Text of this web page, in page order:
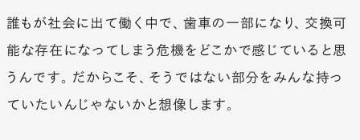
誰もが社会に出て働く中で、歯車の一部になり、交換可
能な存在になってしまう危機をどこかで感じていると思
うんです。だからこそ、そうではない部分をみんな持っ
ていたいんじゃないかと想像します。